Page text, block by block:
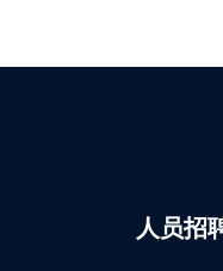
人员招